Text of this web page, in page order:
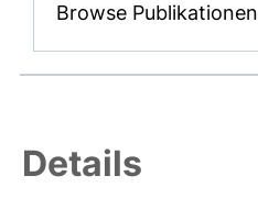
Browse Publikationen
Details